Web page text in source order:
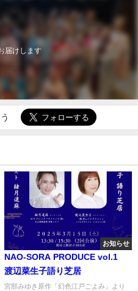
届けします
お知らせ
NAO-SORA PRODUCE vol.1
渡辺菜生子語り芝居
宮部みゆき原作「幻色江戸ごよみ」より